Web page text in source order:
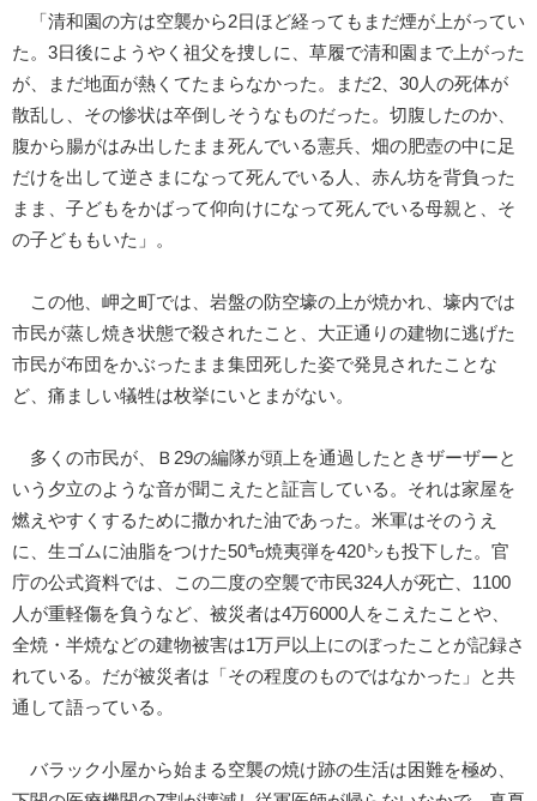
「清和園の方は空襲から2日ほど経ってもまだ煙が上がってい
た。3日後にようやく祖父を捜しに、草履で清和園まで上がった
が、まだ地面が熱くてたまらなかった。まだ2、30人の死体が
散乱し、その惨状は卒倒しそうなものだった。切腹したのか、
腹から腸がはみ出したまま死んでいる憲兵、畑の肥壺の中に足
だけを出して逆さまになって死んでいる人、赤ん坊を背負った
まま、子どもをかばって仰向けになって死んでいる母親と、そ
の子どももいた」。
この他、岬之町では、岩盤の防空壕の上が焼かれ、壕内では
市民が蒸し焼き状態で殺されたこと、大正通りの建物に逃げた
市民が布団をかぶったまま集団死した姿で発見されたことな
ど、痛ましい犠牲は枚挙にいとまがない。
多くの市民が、Ｂ29の編隊が頭上を通過したときザーザーと
いう夕立のような音が聞こえたと証言している。それは家屋を
燃えやすくするために撒かれた油であった。米軍はそのうえ
に、生ゴムに油脂をつけた50㌔焼夷弾を420㌧も投下した。官
庁の公式資料では、この二度の空襲で市民324人が死亡、1100
人が重軽傷を負うなど、被災者は4万6000人をこえたことや、
全焼・半焼などの建物被害は1万戸以上にのぼったことが記録さ
れている。だが被災者は「その程度のものではなかった」と共
通して語っている。
バラック小屋から始まる空襲の焼け跡の生活は困難を極め、